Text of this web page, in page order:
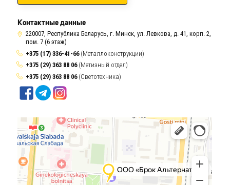
Контактные данные
220007, Республика Беларусь, г. Минск, ул. Левкова, д. 41, корп. 2,
пом. 7 (6 этаж)
+375 (17) 336-41-66 (Металлоконструкции)
+375 (29) 363 88 06(Метизный отдел)
+375 (29) 363 88 06(Светотехника)